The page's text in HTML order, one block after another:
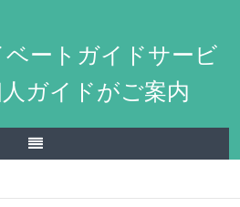
ートガイドサービ
ガイドがご案内